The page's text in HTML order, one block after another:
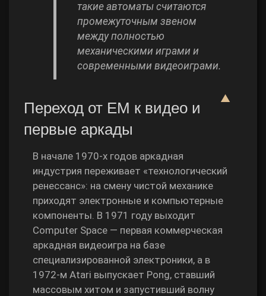
такие автоматы считаются
промежуточным звеном
между полностью
механическими играми и
современными видеоиграми.
▲
Переход от EM к видео и
первые аркады
В начале 1970‑х годов аркадная
индустрия переживает «технологический
ренессанс»: на смену чистой механике
приходят электронные и компьютерные
компоненты. В 1971 году выходит
Computer Space — первая коммерческая
аркадная видеоигра на базе
специализированной электроники, а в
1972‑м Atari выпускает Pong, ставший
массовым хитом и запустивший волну